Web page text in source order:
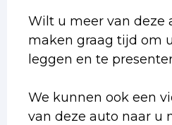
Wilt u meer van deze
maken graag tijd om
leggen en te
We kunnen ook een
van deze auto naar u